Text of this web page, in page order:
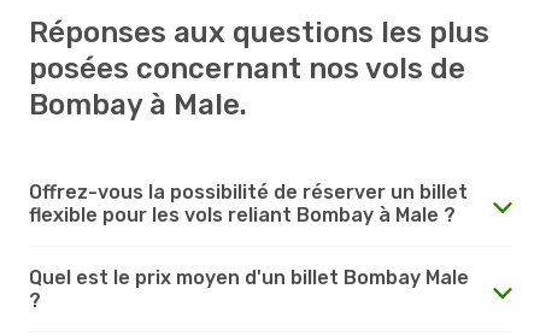
Réponses aux questions les plus
posées concernant nos vols de
Bombay à Male.
Offrez-vous la possibilité de réserver un billet
flexible pour les vols reliant Bombay à Male ?
Quel est le prix moyen d'un billet Bombay Male
?